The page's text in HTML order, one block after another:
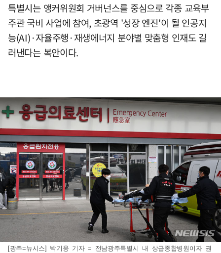
특별시는 앵커위원회 거버넌스를 중심으로 각종 교육부
주관 국비 사업에 참여, 초광역 '성장 엔진'이 될 인공지
능(AI)·자율주행·재생에너지 분야별 맞춤형 인재도 길
러낸다는 복안이다.
[광주=뉴시스] 박기웅 기자 = 전남광주특별시 내 상급종합병원이자 권